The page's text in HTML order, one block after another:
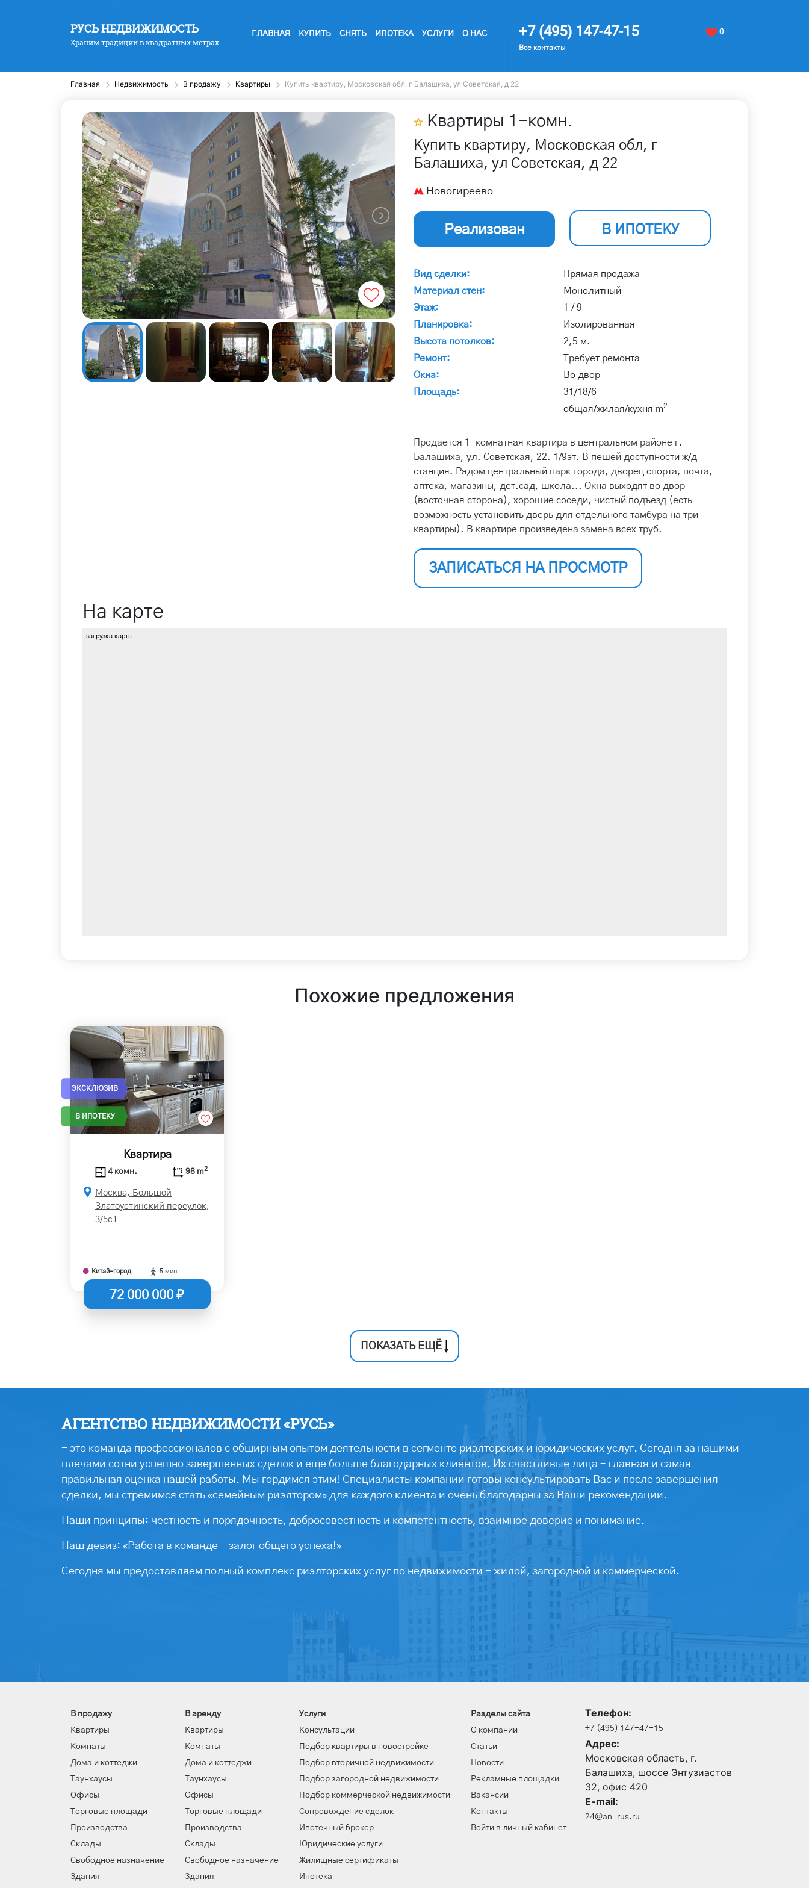
РУСЬ НЕДВИЖИМОСТЬ
Храним традиции в квадратных метрах
ГЛАВНАЯ КУПИТЬ СНЯТЬ ИПОТЕКА УСЛУГИ О НАС +7 (495) 147-47-15
Все контакты
0
Главная Недвижимость В продажу Квартиры Купить квартиру, Московская обл, г Балашиха, ул Советская, д 22
Квартиры 1 -комн.
Купить квартиру, Московская обл, г
Балашиха, ул Советская, д 22
Новогиреево
Реализован В ИПОТЕКУ
Вид сделки:
Прямая продажа
Материал стен:
Монолитный
Этаж:
1 / 9
Планировка:
Изолированная
Высота потолков:
2,5 м.
Ремонт:
Требует ремонта
Окна:
Во двор
Площадь:
31/18/6
общая/жилая/кухня m2
Продается 1-комнатная квартира в центральном районе г.
Балашиха, ул. Советская, 22. 1/9эт. В пешей доступности ж/д
станция. Рядом центральный парк города, дворец спорта, почта,
аптека, магазины, дет.сад, школа... Окна выходят во двор
(восточная сторона), хорошие соседи, чистый подъезд (есть
возможность установить дверь для отдельного тамбура на три
квартиры). В квартире произведена замена всех труб.
ЗАПИСАТЬСЯ НА ПРОСМОТР
На карте
загрузка карты...
Похожие предложения
ЭКСКЛЮЗИВ
В ИПОТЕКУ
Квартира
4 комн. 98 m2
Москва, Большой
Златоустинский переулок,
3/5с1
Китай-город 5 мин.
72 000 000 ₽
ПОКАЗАТЬ ЕЩЁ
АГЕНТСТВО НЕДВИЖИМОСТИ «РУСЬ»
- это команда профессионалов с обширным опытом деятельности в сегменте риэлторских и юридических услуг. Сегодня за нашими
плечами сотни успешно завершенных сделок и еще больше благодарных клиентов. Их счастливые лица – главная и самая
правильная оценка нашей работы. Мы гордимся этим! Специалисты компании готовы консультировать Вас и после завершения
сделки, мы стремимся стать «семейным риэлтором» для каждого клиента и очень благодарны за Ваши рекомендации.
Наши принципы: честность и порядочность, добросовестность и компетентность, взаимное доверие и понимание.
Наш девиз: «Работа в команде - залог общего успеха!»
Сегодня мы предоставляем полный комплекс риэлторских услуг по недвижимости - жилой, загородной и коммерческой.
В продажу
Квартиры
Комнаты
Дома и коттеджи
Таунхаусы
Офисы
Торговые площади
Производства
Склады
Свободное назначение
Здания
В аренду
Квартиры
Комнаты
Дома и коттеджи
Таунхаусы
Офисы
Торговые площади
Производства
Склады
Свободное назначение
Здания
Услуги
Консультации
Подбор квартиры в новостройке
Подбор вторичной недвижимости
Подбор загородной недвижимости
Подбор коммерческой недвижимости
Сопровождение сделок
Ипотечный брокер
Юридические услуги
Жилищные сертификаты
Ипотека
Разделы сайта
О компании
Статьи
Новости
Рекламные площадки
Вакансии
Контакты
Войти в личный кабинет
Телефон:
+7 (495) 147-47-15
Адрес:
Московская область, г.
Балашиха, шоссе Энтузиастов
32, офис 420
E-mail:
24@an-rus.ru